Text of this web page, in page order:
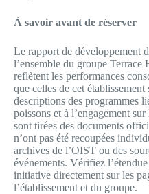
À savoir avant de réserver
Le rapport de développement
l’ensemble du groupe Terrace
reflètent les performances
que celles de cet
descriptions des programmes
poissons et à l’engagement
sont tirées des documents
n’ont pas été recoupées
archives de l’OIST ou des
événements. Vérifiez
initiative directement sur les
l’établissement et du groupe.